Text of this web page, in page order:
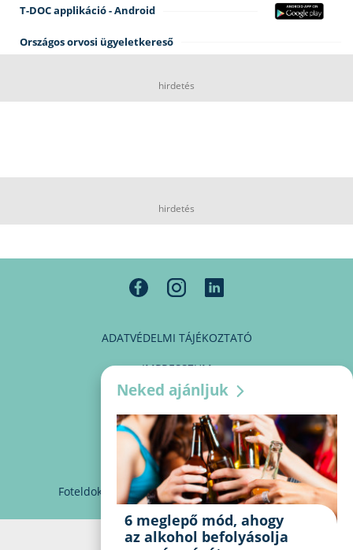
T-DOC applikáció - Android
Országos orvosi ügyeletkereső
hirdetés
hirdetés
ADATVÉDELMI TÁJÉKOZTATÓ
IMPRESSZUM
MÉDIAAJÁNLAT
PARTNEREINK
KAPCSOLAT
Foteldoki info@foteldoki.hu Süti beállítások
Neked ajánljuk
6 meglepő mód, ahogy
az alkohol befolyásolja